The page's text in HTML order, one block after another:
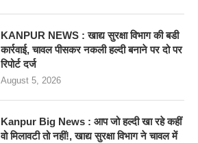
KANPUR NEWS : खाद्य सुरक्षा विभाग की बडी
कार्रवाई, चावल पीसकर नकली हल्दी बनाने पर दो पर
रिपोर्ट दर्ज
August 5, 2026
Kanpur Big News : आप जो हल्दी खा रहे कहीं
वो मिलावटी तो नहीं!, खाद्य सुरक्षा विभाग ने चावल में